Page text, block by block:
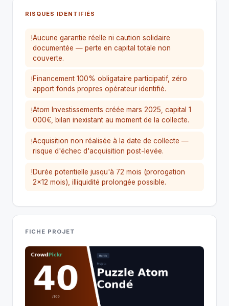
RISQUES IDENTIFIÉS
!Aucune garantie réelle ni caution solidaire
documentée — perte en capital totale non
couverte.
!Financement 100% obligataire participatif, zéro
apport fonds propres opérateur identifié.
!Atom Investissements créée mars 2025, capital 1
000€, bilan inexistant au moment de la collecte.
!Acquisition non réalisée à la date de collecte —
risque d'échec d'acquisition post-levée.
!Durée potentielle jusqu'à 72 mois (prorogation
2×12 mois), illiquidité prolongée possible.
FICHE PROJET